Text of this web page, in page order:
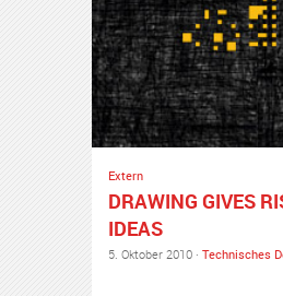
Extern
DRAWING GIVES
IDEAS
5. Oktober 2010 · Technisches